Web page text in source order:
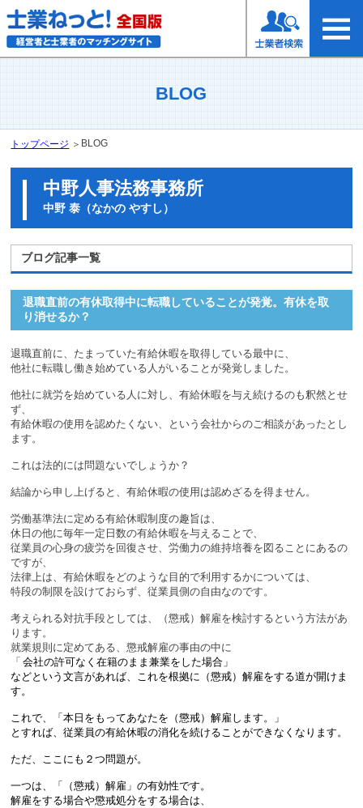
BLOG
トップページ ＞ BLOG
中野人事法務事務所
中野 泰（なかの やすし）
ブログ記事一覧
退職直前の有休取得中に転職していることが発覚。有休を取
り消せるか？
退職直前に、たまっていた有給休暇を取得している最中に、
他社に転職し働き始めている人がいることが発覚しました。
他社に就労を始めている人に対し、有給休暇を与え続けるのも釈然とせ
ず、
有給休暇の使用を認めたくない、という会社からのご相談があったとし
ます。
これは法的には問題ないでしょうか？
結論から申し上げると、有給休暇の使用は認めざるを得ません。
労働基準法に定める有給休暇制度の趣旨は、
休日の他に毎年一定日数の有給休暇を与えることで、
従業員の心身の疲労を回復させ、労働力の維持培養を図ることにあるの
ですが、
法律上は、有給休暇をどのような目的で利用するかについては、
特段の制限を設けておらず、従業員側の自由なのです。
考えられる対抗手段としては、（懲戒）解雇を検討するという方法があ
ります。
就業規則に定めてある、懲戒解雇の事由の中に
「 会社の許可なく在籍のまま兼業をした場合」
などという文言があれば、これを根拠に（懲戒）解雇をする道が開けま
す。
これで、「本日をもってあなたを（懲戒）解雇します。」
とすれば、従業員の有給休暇の消化を続けることができなくなります。
ただ、ここにも２つ問題が。
一つは、「（懲戒）解雇」の有効性です。
解雇をする場合や懲戒処分をする場合は、